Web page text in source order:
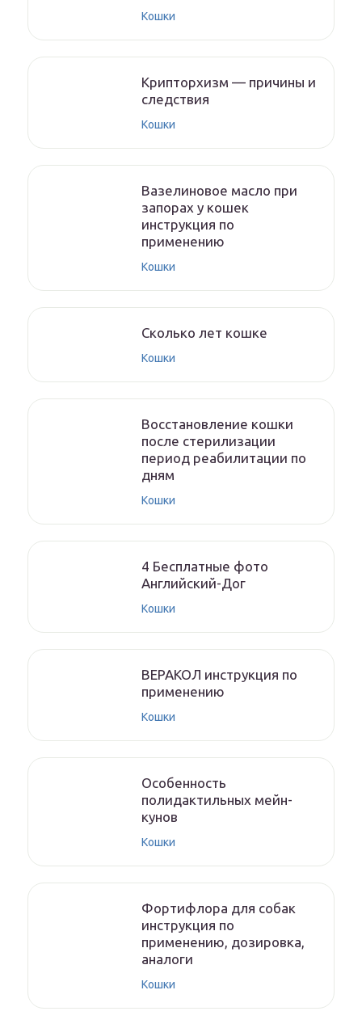
Кошки
Крипторхизм — причины и
следствия
Кошки
Вазелиновое масло при
запорах у кошек
инструкция по
применению
Кошки
Cколько лет кошке
Кошки
Восстановление кошки
после стерилизации
период реабилитации по
дням
Кошки
4 Бесплатные фото
Английский-Дог
Кошки
ВЕРАКОЛ инструкция по
применению
Кошки
Особенность
полидактильных мейн-
кунов
Кошки
Фортифлора для собак
инструкция по
применению, дозировка,
аналоги
Кошки